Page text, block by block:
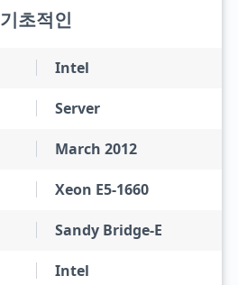
기초적인
Intel
Server
March 2012
Xeon E5-1660
Sandy Bridge-E
Intel